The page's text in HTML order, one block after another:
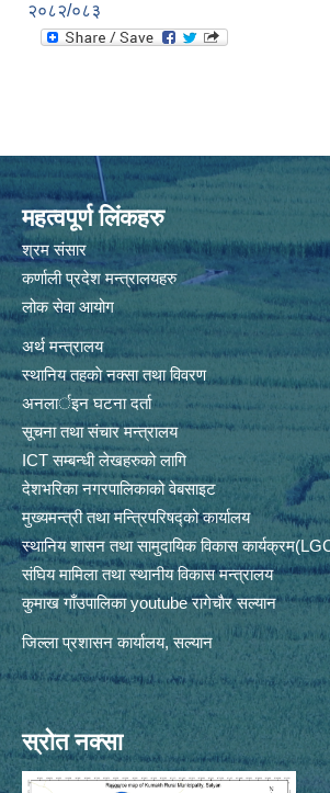
२०८२/०८३
महत्वपूर्ण लिंकहरु
श्रम संसार
कर्णाली प्रदेश मन्त्रालयहरु
लोक सेवा आयोग
अर्थ मन्त्रालय
स्थानिय तहकाे नक्सा तथा विवरण
अनलार्इन घटना दर्ता
सूचना तथा संचार मन्त्रालय
ICT सम्बन्धी लेखहरुको लागि
देशभरिका नगरपालिकाको वेबसाइट
मुख्यमन्त्री तथा मन्त्रिपरिषद्को कार्यालय
स्थानिय शासन तथा सामुदायिक विकास
संघिय मामिला तथा स्थानीय विकास मन्त्रालय
कुमाख गाँउपालिका youtube रागेचाैर सल्यान
जिल्ला प्रशासन कार्यालय, सल्यान
स्रोत नक्सा